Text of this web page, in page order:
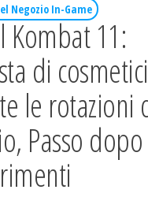
Negozio In-Game
Kombat 11:
di cosmetici
le rotazioni
Passo